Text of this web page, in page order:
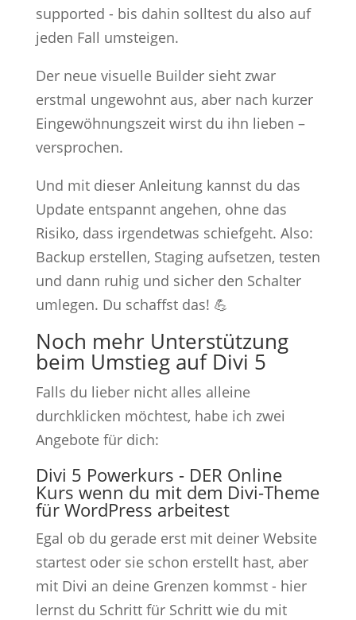
supported - bis dahin solltest du also auf
jeden Fall umsteigen.
Der neue visuelle Builder sieht zwar
erstmal ungewohnt aus, aber nach kurzer
Eingewöhnungszeit wirst du ihn lieben –
versprochen.
Und mit dieser Anleitung kannst du das
Update entspannt angehen, ohne das
Risiko, dass irgendetwas schiefgeht. Also:
Backup erstellen, Staging aufsetzen, testen
und dann ruhig und sicher den Schalter
umlegen. Du schaffst das! 💪
Noch mehr Unterstützung
beim Umstieg auf Divi 5
Falls du lieber nicht alles alleine
durchklicken möchtest, habe ich zwei
Angebote für dich:
Divi 5 Powerkurs - DER Online
Kurs wenn du mit dem Divi-Theme
für WordPress arbeitest
Egal ob du gerade erst mit deiner Website
startest oder sie schon erstellt hast, aber
mit Divi an deine Grenzen kommst - hier
lernst du Schritt für Schritt wie du mit